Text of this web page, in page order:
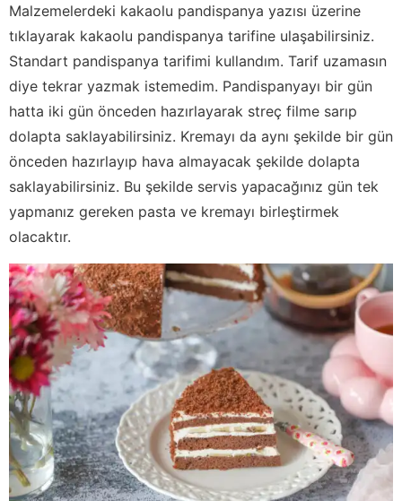
Malzemelerdeki kakaolu pandispanya yazısı üzerine
tıklayarak kakaolu pandispanya tarifine ulaşabilirsiniz.
Standart pandispanya tarifimi kullandım. Tarif uzamasın
diye tekrar yazmak istemedim. Pandispanyayı bir gün
hatta iki gün önceden hazırlayarak streç filme sarıp
dolapta saklayabilirsiniz. Kremayı da aynı şekilde bir gün
önceden hazırlayıp hava almayacak şekilde dolapta
saklayabilirsiniz. Bu şekilde servis yapacağınız gün tek
yapmanız gereken pasta ve kremayı birleştirmek
olacaktır.